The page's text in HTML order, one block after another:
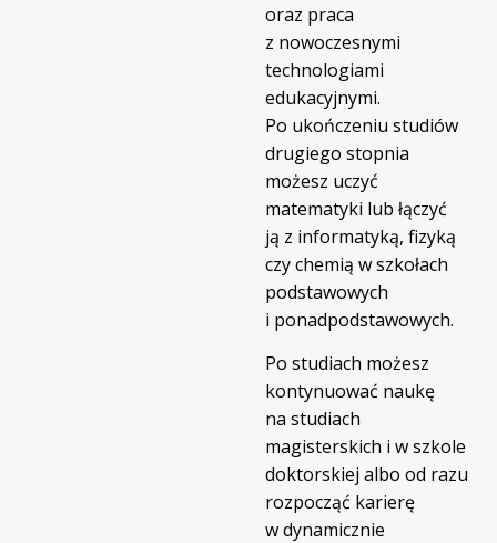
oraz praca
z nowoczesnymi
technologiami
edukacyjnymi.
Po ukończeniu studiów
drugiego stopnia
możesz uczyć
matematyki lub łączyć
ją z informatyką, fizyką
czy chemią w szkołach
podstawowych
i ponadpodstawowych.
Po studiach możesz
kontynuować naukę
na studiach
magisterskich i w szkole
doktorskiej albo od razu
rozpocząć karierę
w dynamicznie